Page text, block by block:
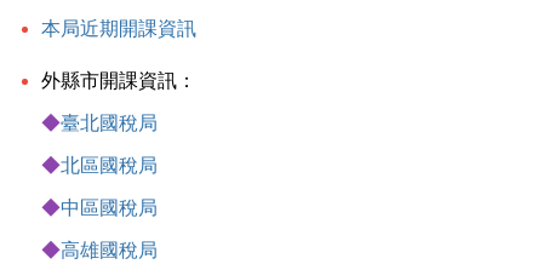
本局近期開課資訊
外縣市開課資訊：
◆臺北國稅局
◆北區國稅局
◆中區國稅局
◆高雄國稅局